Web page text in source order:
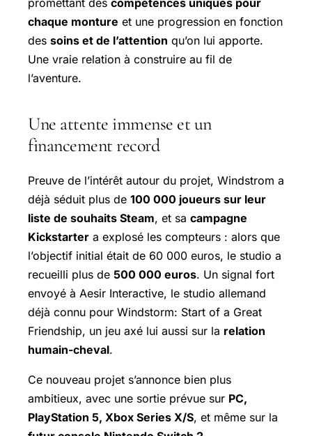
chaque monture et une progression en fonction
des soins et de l’attention qu’on lui apporte.
Une vraie relation à construire au fil de
l’aventure.
Une attente immense et un
financement record
Preuve de l’intérêt autour du projet, Windstrom a
déjà séduit plus de 100 000 joueurs sur leur
liste de souhaits Steam, et sa campagne
Kickstarter a explosé les compteurs : alors que
l’objectif initial était de 60 000 euros, le studio a
recueilli plus de 500 000 euros. Un signal fort
envoyé à Aesir Interactive, le studio allemand
déjà connu pour Windstorm: Start of a Great
Friendship, un jeu axé lui aussi sur la relation
humain-cheval.
Ce nouveau projet s’annonce bien plus
ambitieux, avec une sortie prévue sur PC,
PlayStation 5, Xbox Series X/S, et même sur la